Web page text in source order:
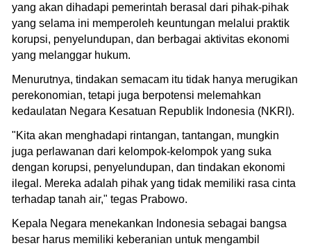
yang akan dihadapi pemerintah berasal dari pihak-pihak
yang selama ini memperoleh keuntungan melalui praktik
korupsi, penyelundupan, dan berbagai aktivitas ekonomi
yang melanggar hukum.
Menurutnya, tindakan semacam itu tidak hanya merugikan
perekonomian, tetapi juga berpotensi melemahkan
kedaulatan Negara Kesatuan Republik Indonesia (NKRI).
"Kita akan menghadapi rintangan, tantangan, mungkin
juga perlawanan dari kelompok-kelompok yang suka
dengan korupsi, penyelundupan, dan tindakan ekonomi
ilegal. Mereka adalah pihak yang tidak memiliki rasa cinta
terhadap tanah air," tegas Prabowo.
Kepala Negara menekankan Indonesia sebagai bangsa
besar harus memiliki keberanian untuk mengambil